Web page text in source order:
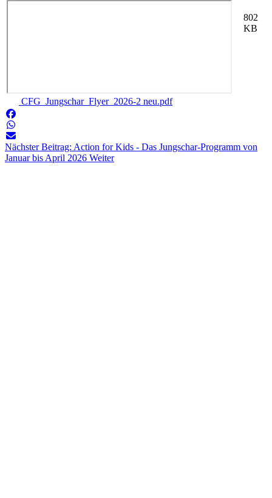
CFG_Jungschar_Flyer_2026-2 neu.pdf
802
KB
Nächster Beitrag: Action for Kids - Das Jungschar-Programm von
Januar bis April 2026 Weiter